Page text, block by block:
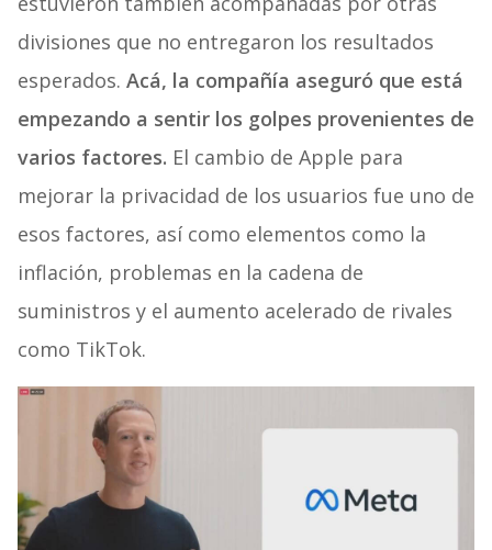
divisiones que no entregaron los resultados
esperados. Acá, la compañía aseguró que está
empezando a sentir los golpes provenientes de
varios factores. El cambio de Apple para
mejorar la privacidad de los usuarios fue uno de
esos factores, así como elementos como la
inflación, problemas en la cadena de
suministros y el aumento acelerado de rivales
como TikTok.